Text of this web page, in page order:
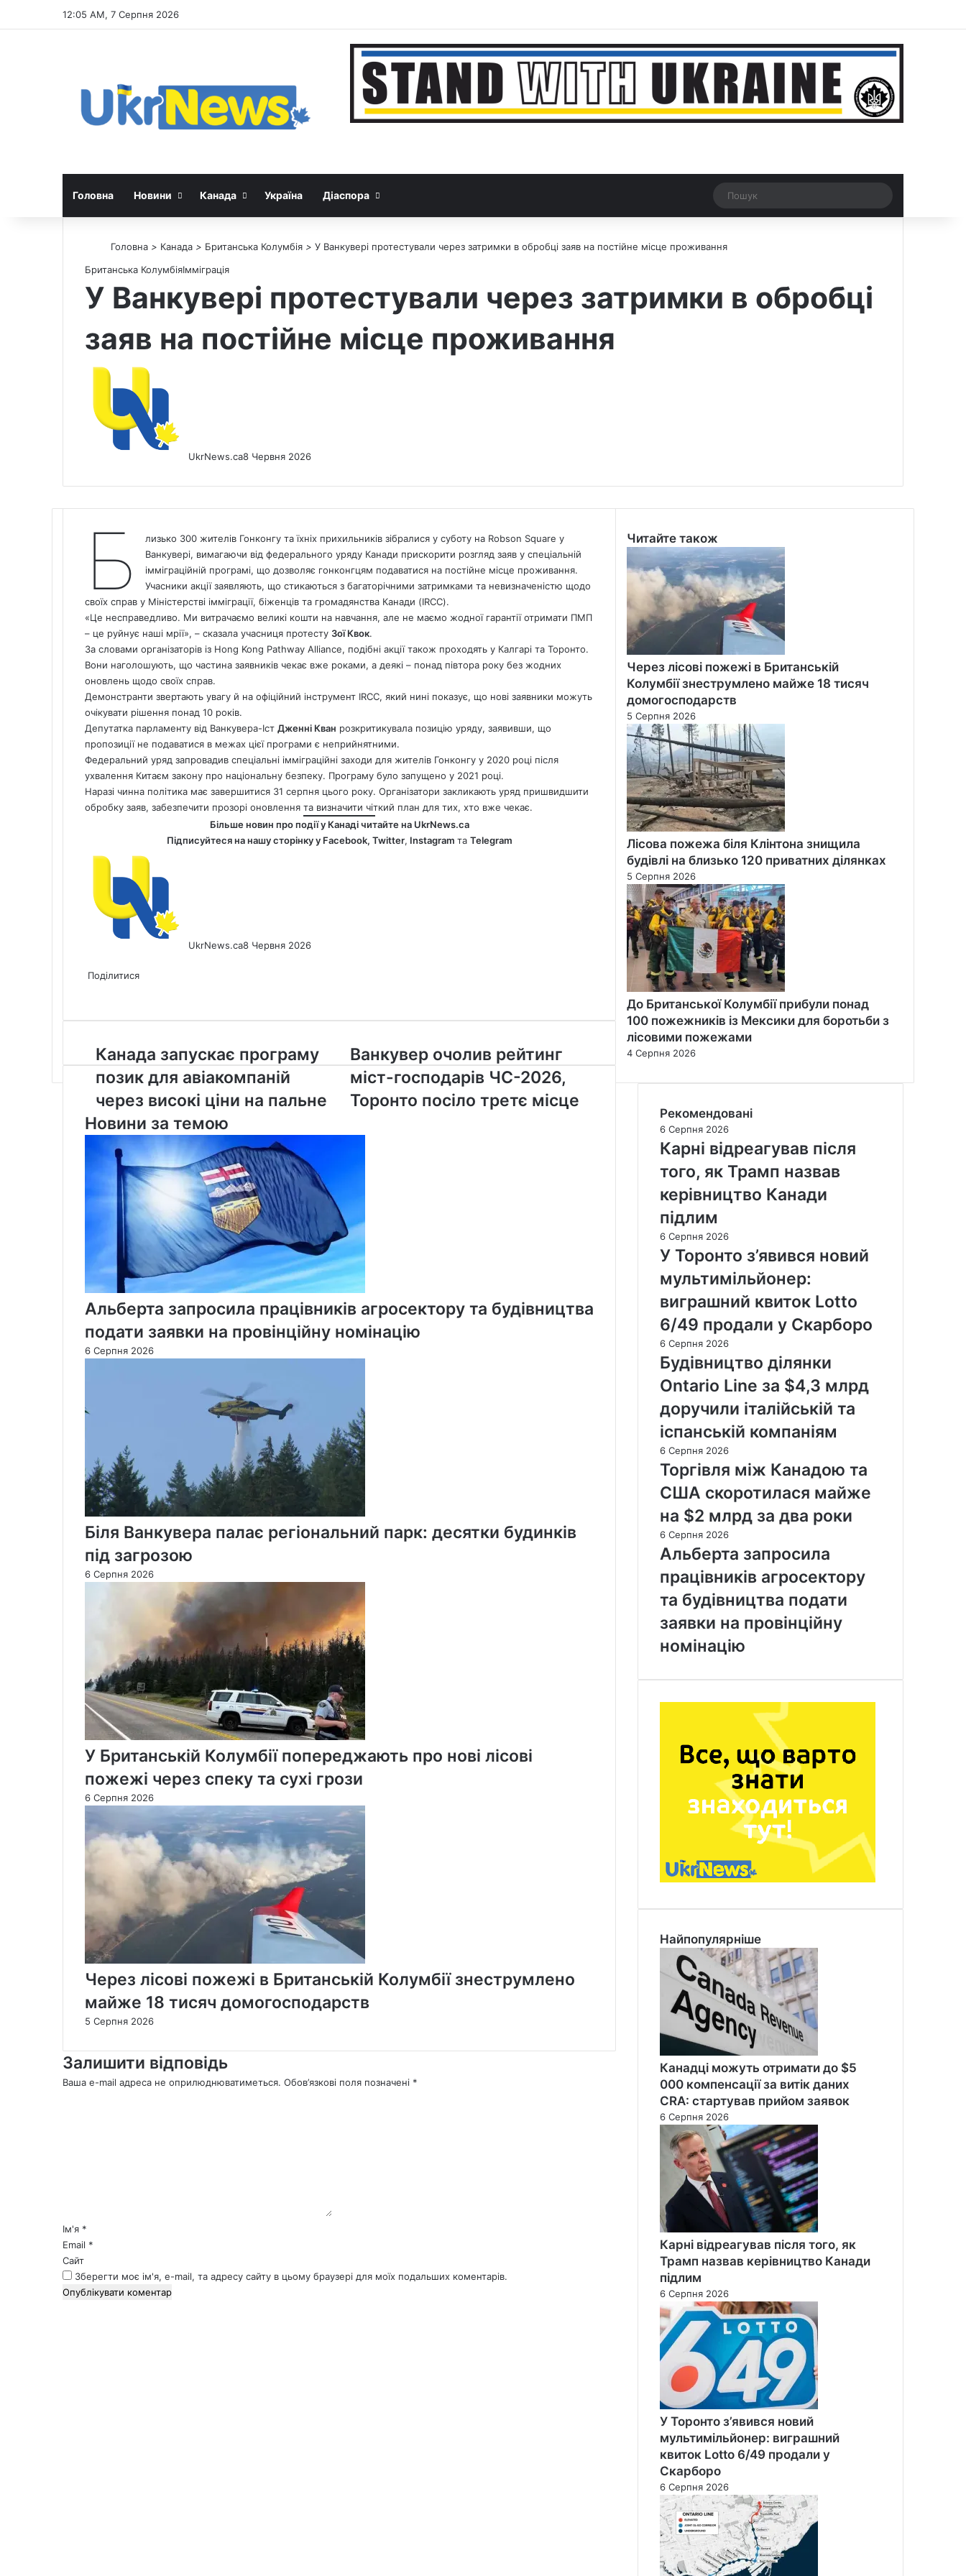
12:05 AM, 7 Серпня 2026
Google News
Threads
Головна Новини Канада Україна Діаспора Рандомна новина
Switch skin
Головна > Канада > Британська Колумбія > У Ванкувері протестували через затримки в обробці заяв на постійне місце проживання
Британська КолумбіяІмміграція
У Ванкувері протестували через затримки в обробці
заяв на постійне місце проживання
UkrNews.ca8 Червня 2026
Б
лизько 300 жителів Гонконгу та їхніх прихильників зібралися у суботу на Robson Square у
Ванкувері, вимагаючи від федерального уряду Канади прискорити розгляд заяв у спеціальній
імміграційній програмі, що дозволяє гонконгцям подаватися на постійне місце проживання.
Учасники акції заявляють, що стикаються з багаторічними затримками та невизначеністю щодо
своїх справ у Міністерстві імміграції, біженців та громадянства Канади (IRCC).
«Це несправедливо. Ми витрачаємо великі кошти на навчання, але не маємо жодної гарантії отримати ПМП
– це руйнує наші мрії», – сказала учасниця протесту Зої Квок.
За словами організаторів із Hong Kong Pathway Alliance, подібні акції також проходять у Калгарі та Торонто.
Вони наголошують, що частина заявників чекає вже роками, а деякі – понад півтора року без жодних
оновлень щодо своїх справ.
Демонстранти звертають увагу й на офіційний інструмент IRCC, який нині показує, що нові заявники можуть
очікувати рішення понад 10 років.
Депутатка парламенту від Ванкувера-Іст Дженні Кван розкритикувала позицію уряду, заявивши, що
пропозиції не подаватися в межах цієї програми є неприйнятними.
Федеральний уряд запровадив спеціальні імміграційні заходи для жителів Гонконгу у 2020 році після
ухвалення Китаєм закону про національну безпеку. Програму було запущено у 2021 році.
Наразі чинна політика має завершитися 31 серпня цього року. Організатори закликають уряд пришвидшити
обробку заяв, забезпечити прозорі оновлення та визначити чіткий план для тих, хто вже чекає.
Більше новин про події у Канаді читайте на UkrNews.ca
Підписуйтеся на нашу сторінку у Facebook, Twitter, Instagram та Telegram
UkrNews.ca8 Червня 2026
via
Поділитися
Email
Канада
запускає
програму
позик
для
авіакомпаній
високі
пальне
Канада запускає програму
позик для авіакомпаній
через високі ціни на пальне
Ванкувер
очолив
рейтинг
міст-
господарів
Ванкувер очолив рейтинг
міст-господарів ЧС-2026,
Торонто посіло третє місце
Новини за темою
Альберта запросила працівників агросектору та будівництва
подати заявки на провінційну номінацію
6 Серпня 2026
Біля Ванкувера палає регіональний парк: десятки будинків
під загрозою
6 Серпня 2026
У Британській Колумбії попереджають про нові лісові
пожежі через спеку та сухі грози
6 Серпня 2026
Через лісові пожежі в Британській Колумбії знеструмлено
майже 18 тисяч домогосподарств
5 Серпня 2026
Залишити відповідь
Ваша e-mail адреса не оприлюднюватиметься. Обов’язкові поля позначені *
*Ім'я *
Email *
Сайт
Зберегти моє ім'я, e-mail, та адресу сайту в цьому браузері для моїх подальших коментарів.
Читайте також
Через лісові пожежі в Британській
Колумбії знеструмлено майже 18 тисяч
домогосподарств
5 Серпня 2026
Лісова пожежа біля Клінтона знищила
будівлі на близько 120 приватних ділянках
5 Серпня 2026
До Британської Колумбії прибули понад
100 пожежників із Мексики для боротьби з
лісовими пожежами
4 Серпня 2026
Рекомендовані
6 Серпня 2026
Карні відреагував після
того, як Трамп назвав
керівництво Канади
підлим
6 Серпня 2026
У Торонто з’явився новий
мультимільйонер:
виграшний квиток Lotto
6/49 продали у Скарборо
6 Серпня 2026
Будівництво ділянки
Ontario Line за $4,3 млрд
доручили італійській та
іспанській компаніям
6 Серпня 2026
Торгівля між Канадою та
США скоротилася майже
на $2 млрд за два роки
6 Серпня 2026
Альберта запросила
працівників агросектору
та будівництва подати
заявки на провінційну
номінацію
Найпопулярніше
Канадці можуть отримати до $5
000 компенсації за витік даних
CRA: стартував прийом заявок
6 Серпня 2026
Карні відреагував після того, як
Трамп назвав керівництво Канади
підлим
6 Серпня 2026
У Торонто з’явився новий
мультимільйонер: виграшний
квиток Lotto 6/49 продали у
Скарборо
6 Серпня 2026